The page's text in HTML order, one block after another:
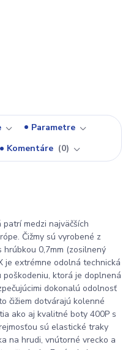
Parametre
Komentáre 0
patrí medzi najväčších
Čižmy sú vyrobené z
0,7mm (zosilnený
je extrémne odolná technická
ktorá je doplnená
dokonalú odolnosť
čižiem dotvárajú kolenné
ako aj kvalitné boty 400P s
sú elastické traky
na hrudi, vnútorné vrecko a